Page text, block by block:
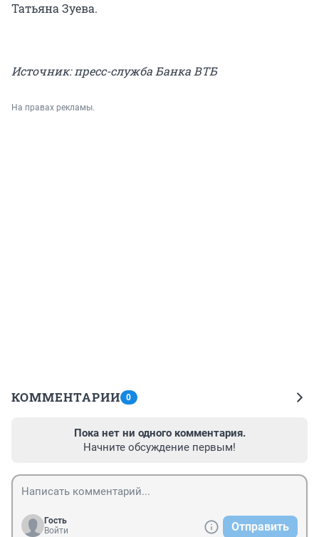
Татьяна Зуева.
Источник: пресс-служба Банка ВТБ
На правах рекламы.
КОММЕНТАРИИ 0
Пока нет ни одного комментария.
Начните обсуждение первым!
Гость
Войти
Отправить